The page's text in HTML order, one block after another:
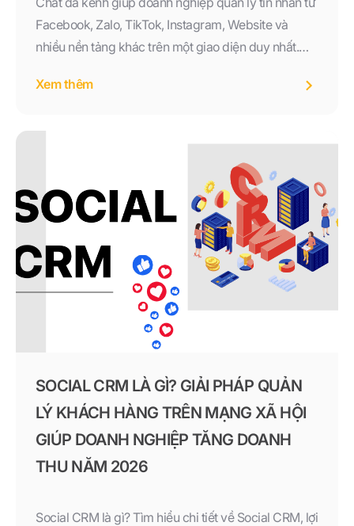
Facebook, Zalo, TikTok, Instagram, Website và
nhiều nền tảng khác trên một giao diện duy nhất.
kênh hiệu quả để nâng cao trải nghiệm khách hàng
Xem thêm
SOCIAL CRM LÀ GÌ? GIẢI PHÁP QUẢN
LÝ KHÁCH HÀNG TRÊN MẠNG XÃ HỘI
GIÚP DOANH NGHIỆP TĂNG DOANH
THU NĂM 2026
Social CRM là gì? Tìm hiểu chi tiết về Social CRM, lợi